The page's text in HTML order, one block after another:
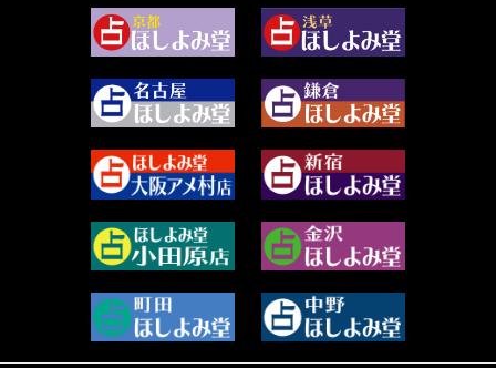
白丸モカ (180)
水浅葱 旬時 (150)
阿佐霧 峰麿 (37)
源 彩乃 (65)
美月マーシャ (212)
芽百マミム (739)
真巳華 - Mamika - (268)
プラタ 真寿 (165)
紅月Luru (5)
ルーカス伽豆海 (1111)
2024年1月 (63)
2023年12月 (86)
2023年11月 (67)
2023年10月 (36)
2023年9月 (37)
2023年8月 (46)
2023年7月 (59)
2023年6月 (73)
2023年5月 (67)
2023年4月 (73)